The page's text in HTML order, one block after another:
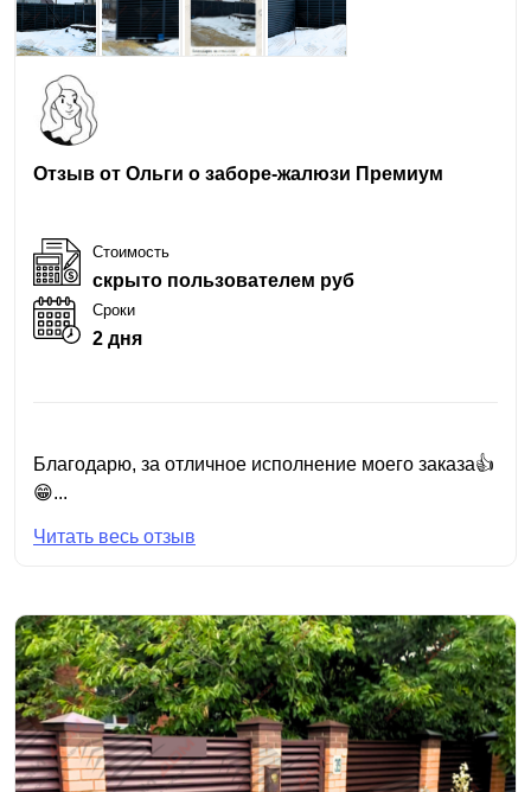
Отзыв от Ольги о заборе-жалюзи Премиум
Стоимость
скрыто пользователем руб
Сроки
2 дня
Благодарю, за отличное исполнение моего заказа👍
😁...
Читать весь отзыв